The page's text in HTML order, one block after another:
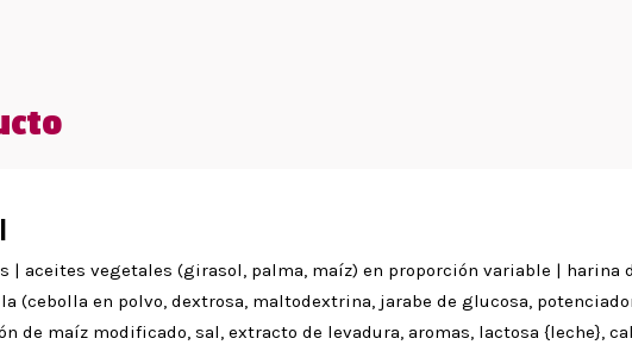
aceites vegetales (girasol, palma, maíz) en proporción variable | harina
(cebolla en polvo, dextrosa, maltodextrina, jarabe de glucosa,
de maíz modificado, sal, extracto de levadura, aromas, lactosa {leche},